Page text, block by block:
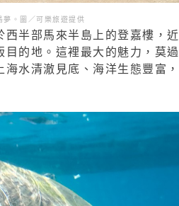
夢。圖／可樂旅遊提供
半部馬來半島上的登嘉樓，近
的地。這裡最大的魅力，莫過
水清澈見底、海洋生態豐富，